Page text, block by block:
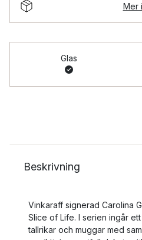
Mer
Glas
Beskrivning
Vinkaraff signerad Carolina
Slice of Life. I serien ingår
tallrikar och muggar med